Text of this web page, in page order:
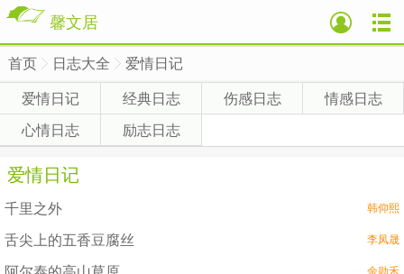
馨文居
首页 日志大全 爱情日记
爱情日记 经典日志 伤感日志 情感日志
心情日志 励志日志
爱情日记
千里之外 韩仰熙
舌尖上的五香豆腐丝 李凤晟
余勋禾